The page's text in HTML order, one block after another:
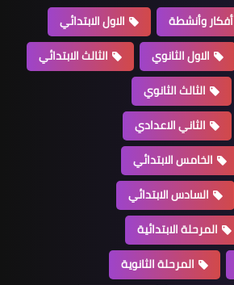
أفكار وأنشطة
الاول الابتدائي
الاول الثانوي
الثالث الابتدائي
الثالث الثانوي
الثاني الاعدادي
الخامس الابتدائي
السادس الابتدائي
المرحلة الابتدائية
المرحلة الثانوية